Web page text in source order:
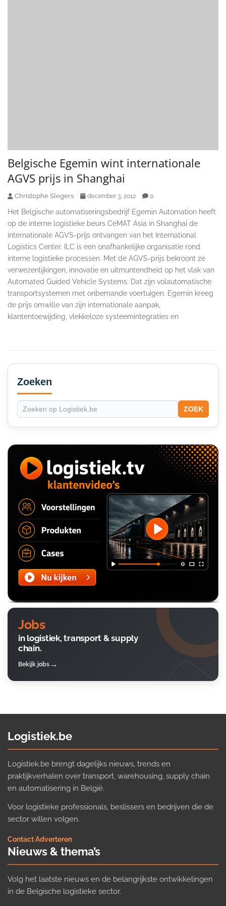
Belgische Egemin wint internationale
AGVS prijs in Shanghai
Christophe Slegers december 3, 2012 0
Het Belgische automatiseringsbedrijf Egemin Automation heeft
op de interne logistieke beurs CeMAT Asia in Shanghai de
internationale AGVS-prijs ontvangen van het International
Logistics Center. ILC is een onafhankelijke organisatie rond
interne logistieke processen. Met de AGVS-prijs bekroont ze
verwezenlijkingen, innovatie en uitmuntendheid op het vlak van
Automated Guided Vehicle Systems. Dat zijn volautomatische
transportsystemen met onbemande voertuigen. Egemin kreeg
de prijs omwille van zijn internationale aanpak,
klantentoewijding, vlekkeloze systeemintegraties en
Secondary
Sidebar
Zoeken
ZOEK
Jobs
in logistiek, transport & supply
chain.
Bekijk jobs
Logistiek.be
Logistiek.be brengt dagelijks nieuws, trends en
praktijkverhalen over transport, warehousing, supply chain
en automatisering in België.
Voor logistieke professionals, beslissers en bedrijven die de
sector willen volgen.
Contact·Adverteren
Nieuws & thema’s
Volg het laatste nieuws en de belangrijkste ontwikkelingen
in de Belgische logistieke sector.